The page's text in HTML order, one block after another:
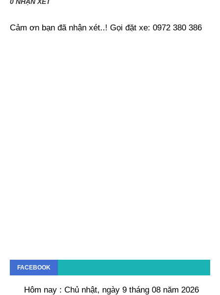
Cảm ơn bạn đã nhận xét..! Gọi đặt xe: 0972 380 386
FACEBOOK
Hôm nay : Chủ nhật, ngày 9 tháng 08 năm 2026